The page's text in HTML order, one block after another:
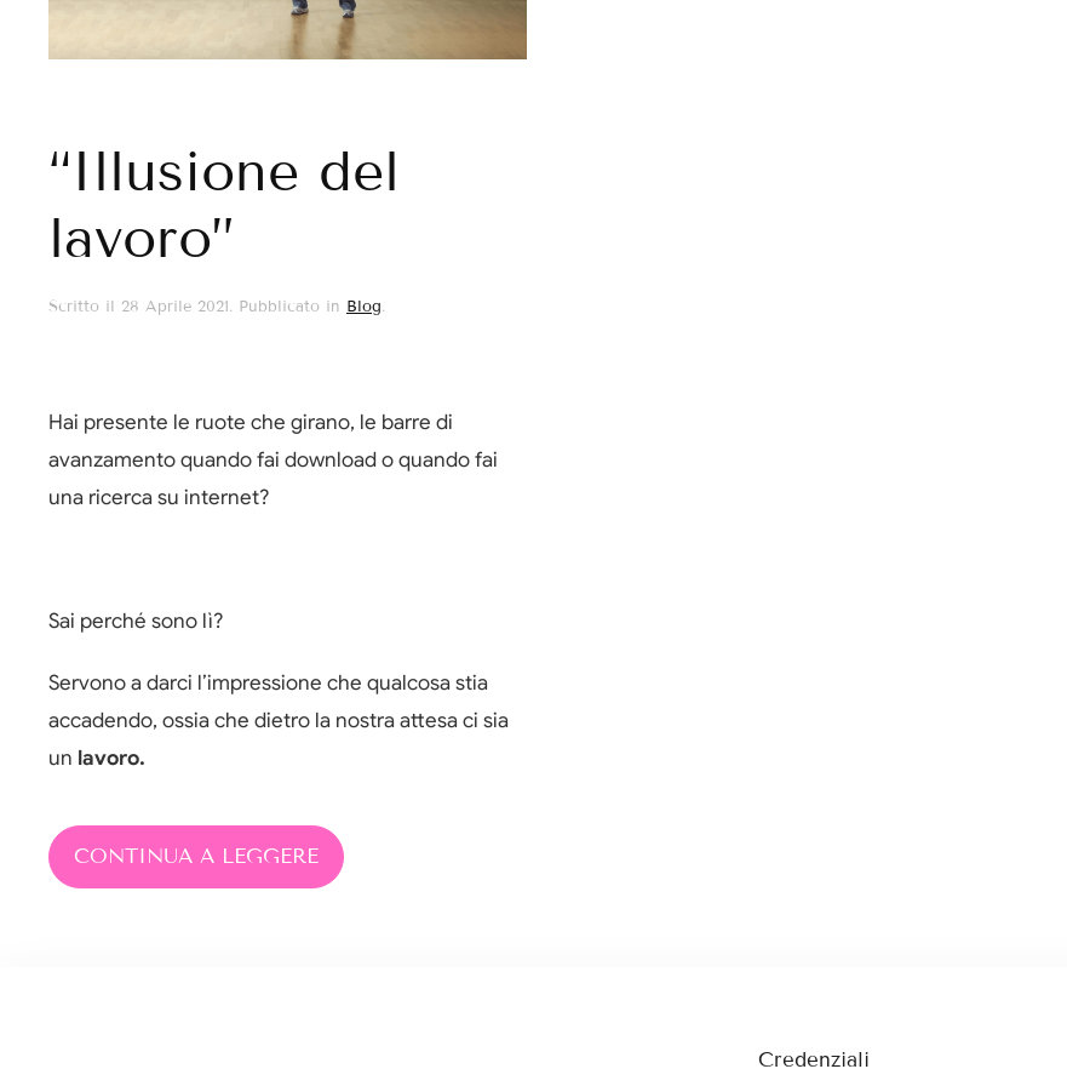
“Illusione del
lavoro”
Scritto il 28 Aprile 2021. Pubblicato in Blog.
Hai presente le ruote che girano, le barre di
avanzamento quando fai download o quando fai
una ricerca su internet?
Sai perché sono lì?
Servono a darci l’impressione che qualcosa stia
accadendo, ossia che dietro la nostra attesa ci sia
un lavoro.
CONTINUA A LEGGERE
Credenziali